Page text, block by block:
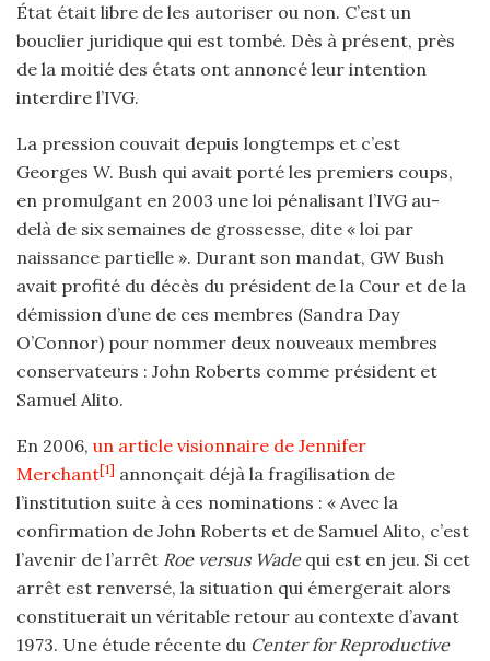
État était libre de les autoriser ou non. C’est un
bouclier juridique qui est tombé. Dès à présent, près
de la moitié des états ont annoncé leur intention
interdire l’IVG.
La pression couvait depuis longtemps et c’est
Georges W. Bush qui avait porté les premiers coups,
en promulgant en 2003 une loi pénalisant l’IVG au-
delà de six semaines de grossesse, dite « loi par
naissance partielle ». Durant son mandat, GW Bush
avait profité du décès du président de la Cour et de la
démission d’une de ces membres (Sandra Day
O’Connor) pour nommer deux nouveaux membres
conservateurs : John Roberts comme président et
Samuel Alito.
En 2006, un article visionnaire de Jennifer
Merchant[1] annonçait déjà la fragilisation de
l’institution suite à ces nominations : « Avec la
confirmation de John Roberts et de Samuel Alito, c’est
l’avenir de l’arrêt Roe versus Wadequi est en jeu. Si cet
arrêt est renversé, la situation qui émergerait alors
constituerait un véritable retour au contexte d’avant
1973. Une étude récente du Center for Reproductive